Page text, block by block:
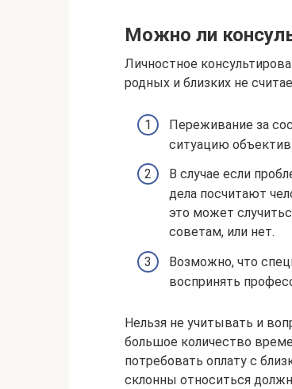
Можно ли
Личностное
родных и близких не
Переживание за
ситуацию
В случае если
дела посчитают
это может
советам, или нет.
Возможно, что
воспринять
Нельзя не учитывать и
большое количество
потребовать оплату с
склонны относиться